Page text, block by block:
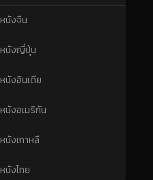
หนังจีน
หนังญี่ปุ่น
หนังอินเดีย
หนังอเมริกัน
หนังเกาหลี
หนังไทย